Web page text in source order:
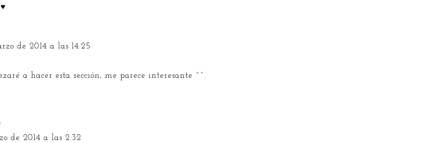
de 2014 a las 14:25
a hacer esta sección, me parece interesante ^^.
de 2014 a las 2:32